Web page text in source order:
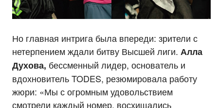
Но главная интрига была впереди: зрители с
нетерпением ждали битву Высшей лиги. Алла
Духова, бессменный лидер, основатель и
вдохновитель TODES, резюмировала работу
жюри: «Мы с огромным удовольствием
смотрели каждый номер, восхищались